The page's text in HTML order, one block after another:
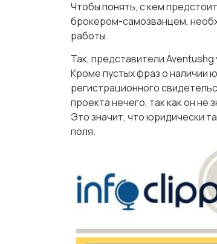
Чтобы понять, с кем
брокером-самозванцем,
работы.
Так, представители
Кроме пустых фраз о наличии
регистрационного
проекта нечего, так как он не
Это значит, что юридически
поля.